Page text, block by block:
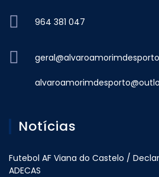
964 381 047
Notícias
Futebol AF Viana do Castelo /
ADECAS